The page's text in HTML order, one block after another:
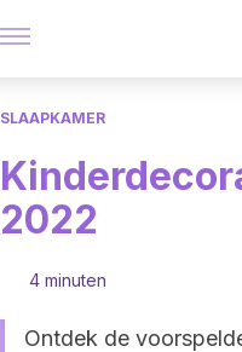
SLAAPKAMER
2022
4 minuten
Ontdek de